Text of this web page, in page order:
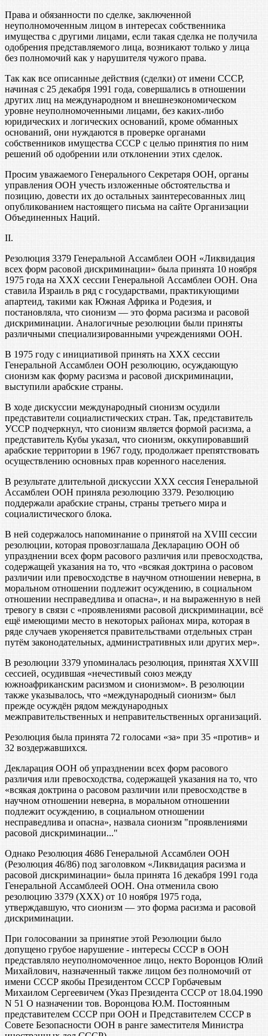
Права и обязанности по сделке, заключенной
неуполномоченным лицом в интересах собственника
имущества с другими лицами, если такая сделка не получила
одобрения представляемого лица, возникают только у лица
без полномочий как у нарушителя чужого права.
Так как все описанные действия (сделки) от имени СССР,
начиная с 25 декабря 1991 года, совершались в отношении
других лиц на международном и внешнеэкономическом
уровне неуполномоченными лицами, без каких-либо
юридических и логических оснований, кроме обманных
оснований, они нуждаются в проверке органами
собственников имущества СССР с целью принятия по ним
решений об одобрении или отклонении этих сделок.
Просим уважаемого Генерального Секретаря ООН, органы
управления ООН учесть изложенные обстоятельства и
позицию, довести их до остальных заинтересованных лиц
опубликованием настоящего письма на сайте Организации
Объединенных Наций.
II.
Резолюция 3379 Генеральной Ассамблеи ООН «Ликвидация
всех форм расовой дискриминации» была принята 10 ноября
1975 года на XXX сессии Генеральной Ассамблеи ООН. Она
ставила Израиль в ряд с государствами, практикующими
апартеид, такими как Южная Африка и Родезия, и
постановляла, что сионизм — это форма расизма и расовой
дискриминации. Аналогичные резолюции были приняты
различными специализированными учреждениями ООН.
В 1975 году с инициативой принять на XXX сессии
Генеральной Ассамблеи ООН резолюцию, осуждающую
сионизм как форму расизма и расовой дискриминации,
выступили арабские страны.
В ходе дискуссии международный сионизм осудили
представители социалистических стран. Так, представитель
УССР подчеркнул, что сионизм является формой расизма, а
представитель Кубы указал, что сионизм, оккупировавший
арабские территории в 1967 году, продолжает препятствовать
осуществлению основных прав коренного населения.
В результате длительной дискуссии XXX сессия Генеральной
Ассамблеи ООН приняла резолюцию 3379. Резолюцию
поддержали арабские страны, страны третьего мира и
социалистического блока.
В ней содержалось напоминание о принятой на XVIII сессии
резолюции, которая провозглашала Декларацию ООН об
упразднении всех форм расового различия или превосходства,
содержащей указания на то, что «всякая доктрина о расовом
различии или превосходстве в научном отношении неверна, в
моральном отношении подлежит осуждению, в социальном
отношении несправедлива и опасна», и на выраженную в ней
тревогу в связи с «проявлениями расовой дискриминации, всё
ещё имеющими место в некоторых районах мира, которая в
ряде случаев укореняется правительствами отдельных стран
путём законодательных, административных или других мер».
В резолюции 3379 упоминалась резолюция, принятая XXVIII
сессией, осудившая «нечестивый союз между
южноафриканским расизмом и сионизмом». В резолюции
также указывалось, что «международный сионизм» был
прежде осуждён рядом международных
межправительственных и неправительственных организаций.
Резолюция была принята 72 голосами «за» при 35 «против» и
32 воздержавшихся.
Декларация ООН об упразднении всех форм расового
различия или превосходства, содержащей указания на то, что
«всякая доктрина о расовом различии или превосходстве в
научном отношении неверна, в моральном отношении
подлежит осуждению, в социальном отношении
несправедлива и опасна», назвала сионизм "проявлениями
расовой дискриминации..."
Однако Резолюция 4686 Генеральной Ассамблеи ООН
(Резолюция 46/86) под заголовком «Ликвидация расизма и
расовой дискриминации» была принята 16 декабря 1991 года
Генеральной Ассамблеей ООН. Она отменила свою
резолюцию 3379 (ХХХ) от 10 ноября 1975 года,
утверждавшую, что сионизм — это форма расизма и расовой
дискриминации.
При голосовании за принятие этой Резолюции было
допущено грубое нарушение - интересы СССР в ООН
представляло неуполномоченное лицо, некто Воронцов Юлий
Михайлович, назначенный также лицом без полномочий от
имени СССР якобы Президентом СССР Горбачевым
Михаилом Сергеевичем (Указ Президента СССР от 18.04.1990
N 51 О назначении тов. Воронцова Ю.М. Постоянным
представителем СССР при ООН и Представителем СССР в
Совете Безопасности ООН в ранге заместителя Министра